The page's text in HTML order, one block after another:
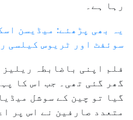
رہا ہے۔
یہ بھی پڑھئے: میڈیسن
سوئفٹ اور ٹریوس کیلسی
فلم اپنی باضابطہ
گھر گئی تھی۔ جب اس کا
گیا تو چین کے سوشل
متعدد صارفین نے اس پر